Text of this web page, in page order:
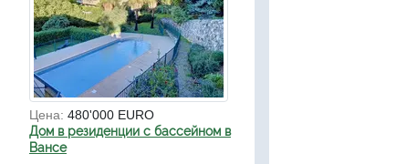
Цена: 480'000 EURO
Дом в резиденции с бассейном в
Вансе